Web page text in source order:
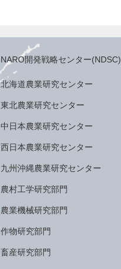
NARO開発戦略センター(NDSC)
北海道農業研究センター
東北農業研究センター
中日本農業研究センター
西日本農業研究センター
九州沖縄農業研究センター
農村工学研究部門
農業機械研究部門
作物研究部門
畜産研究部門